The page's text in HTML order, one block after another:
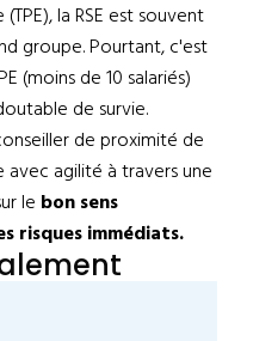
la RSE est souvent
groupe. Pourtant, c'est
(moins de 10 salariés)
de survie.
de proximité de
agilité à travers une
le bon sens
risques immédiats.